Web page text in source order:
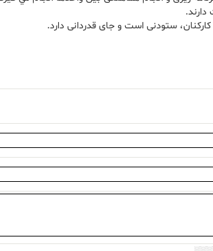
ستودنی است و جای قدردانی دارد.